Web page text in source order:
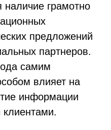
наличие грамотно
предложений
партнеров.
самим
влияет на
информации